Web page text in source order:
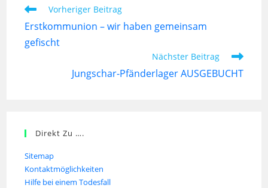
Vorheriger Beitrag
Erstkommunion – wir haben gemeinsam
gefischt
Nächster Beitrag
Jungschar-Pfänderlager AUSGEBUCHT
Direkt Zu ….
Sitemap
Kontaktmöglichkeiten
Hilfe bei einem Todesfall